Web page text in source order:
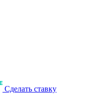
Сделать ставку